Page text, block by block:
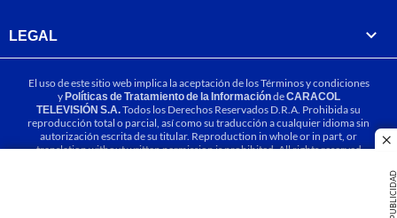
PUBLICIDAD
LEGAL
El uso de este sitio web implica la aceptación de losTérminos y condiciones
yPolíticas de Tratamiento de la InformacióndeCARACOL
TELEVISIÓN S.A.Todos los Derechos Reservados D.R.A. Prohibida su
reproducción total o parcial, así como su traducción a cualquier idioma sin
autorización escrita de su titular. Reproduction in whole or in part, or
translation without written permission is prohibited. All rights reserved